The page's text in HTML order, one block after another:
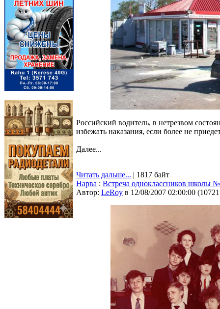
Российский водитель, в нетрезвом
избежать наказания, если более не
Далее...
Читать дальше... | 1817 байт
Нарва : Встреча одноклассников школы №
Автор: LeRoy в 12/08/2007 02:00:00 (